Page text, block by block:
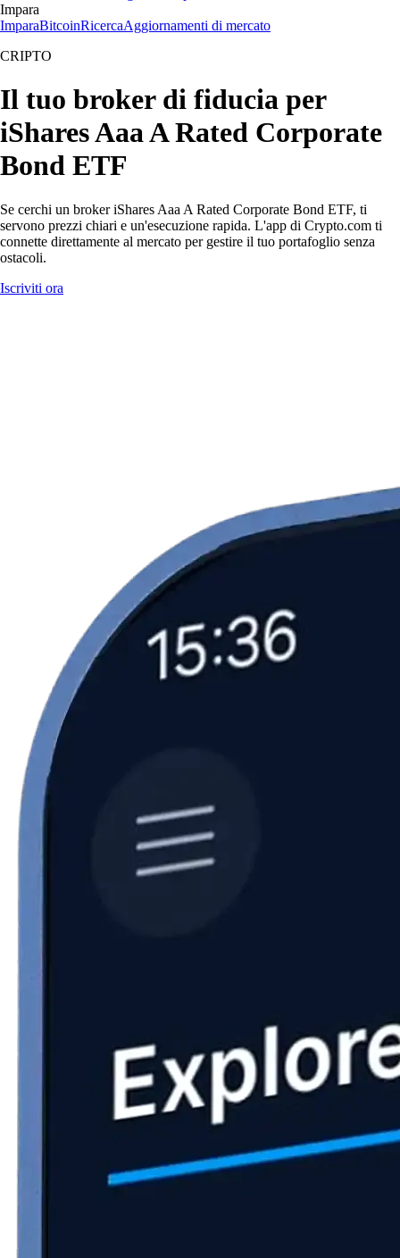
Impara
ImparaBitcoinRicercaAggiornamenti di mercato
CRIPTO
Il tuo broker di fiducia per
iShares Aaa A Rated Corporate
Bond ETF
Se cerchi un broker iShares Aaa A Rated Corporate Bond ETF, ti
servono prezzi chiari e un'esecuzione rapida. L'app di Crypto.com ti
connette direttamente al mercato per gestire il tuo portafoglio senza
ostacoli.
Iscriviti ora